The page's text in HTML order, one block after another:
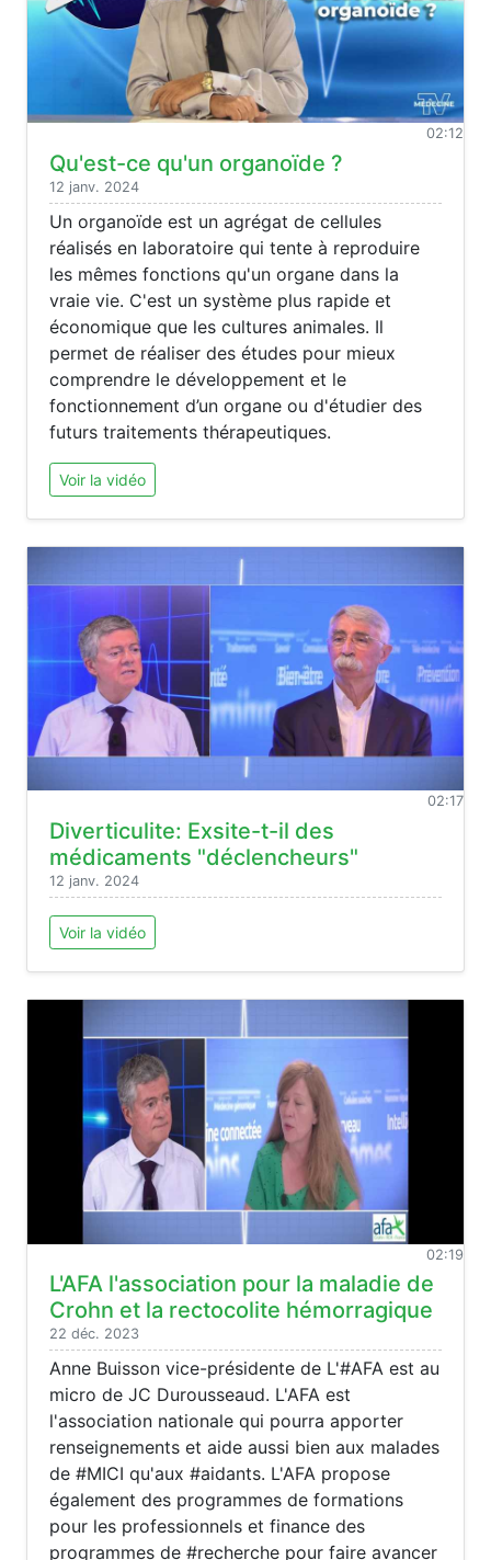
02:12
Qu'est-ce qu'un organoïde ?
12 janv. 2024
Un organoïde est un agrégat de cellules
réalisés en laboratoire qui tente à reproduire
les mêmes fonctions qu'un organe dans la
vraie vie. C'est un système plus rapide et
économique que les cultures animales. Il
permet de réaliser des études pour mieux
comprendre le développement et le
fonctionnement d’un organe ou d'étudier des
futurs traitements thérapeutiques.
Voir la vidéo
02:17
Diverticulite: Exsite-t-il des
médicaments "déclencheurs"
12 janv. 2024
Voir la vidéo
02:19
L'AFA l'association pour la maladie de
Crohn et la rectocolite hémorragique
22 déc. 2023
Anne Buisson vice-présidente de L'#AFA est au
micro de JC Durousseaud. L'AFA est
l'association nationale qui pourra apporter
renseignements et aide aussi bien aux malades
de #MICI qu'aux #aidants. L'AFA propose
également des programmes de formations
pour les professionnels et finance des
programmes de #recherche pour faire avancer